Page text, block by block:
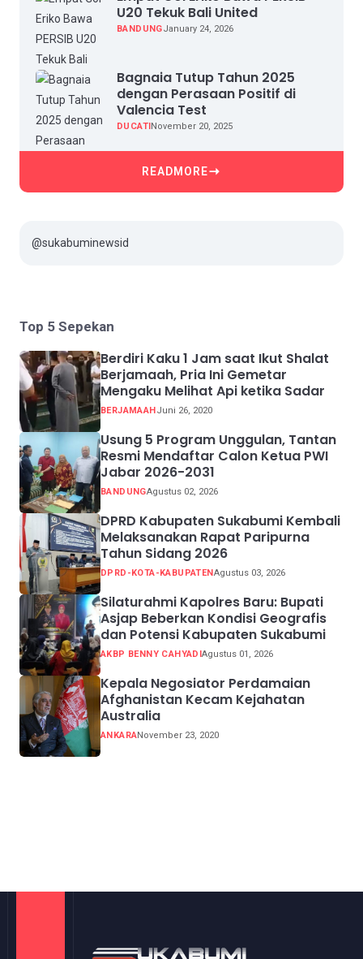
U20 Tekuk Bali United
BANDUNGJanuary 24, 2026
Bagnaia Tutup Tahun 2025
dengan Perasaan Positif di
Valencia Test
DUCATINovember 20, 2025
READMORE
@sukabuminewsid
Top 5 Sepekan
Berdiri Kaku 1 Jam saat Ikut Shalat
Berjamaah, Pria Ini Gemetar
Mengaku Melihat Api ketika Sadar
BERJAMAAHJuni 26, 2020
Usung 5 Program Unggulan, Tantan
Resmi Mendaftar Calon Ketua PWI
Jabar 2026-2031
BANDUNGAgustus 02, 2026
DPRD Kabupaten Sukabumi Kembali
Melaksanakan Rapat Paripurna
Tahun Sidang 2026
DPRD-KOTA-KABUPATENAgustus 03, 2026
Silaturahmi Kapolres Baru: Bupati
Asjap Beberkan Kondisi Geografis
dan Potensi Kabupaten Sukabumi
AKBP BENNY CAHYADIAgustus 01, 2026
Kepala Negosiator Perdamaian
Afghanistan Kecam Kejahatan
Australia
ANKARANovember 23, 2020